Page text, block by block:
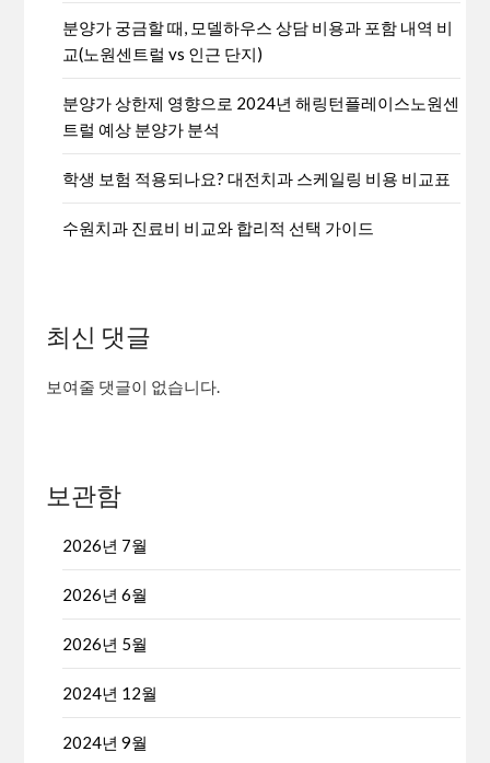
분양가 궁금할 때, 모델하우스 상담 비용과 포함 내역 비
교(노원센트럴 vs 인근 단지)
분양가 상한제 영향으로 2024년 해링턴플레이스노원센
트럴 예상 분양가 분석
학생 보험 적용되나요? 대전치과 스케일링 비용 비교표
수원치과 진료비 비교와 합리적 선택 가이드
최신 댓글
보여줄 댓글이 없습니다.
보관함
2026년 7월
2026년 6월
2026년 5월
2024년 12월
2024년 9월